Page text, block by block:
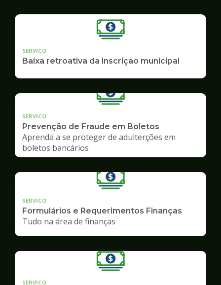
SERVICO
Baixa retroativa da inscrição municipal
SERVICO
Prevenção de Fraude em Boletos
Aprenda a se proteger de adulterções em
boletos bancários
SERVICO
Formulários e Requerimentos Finanças
Tudo na área de finanças
SERVICO